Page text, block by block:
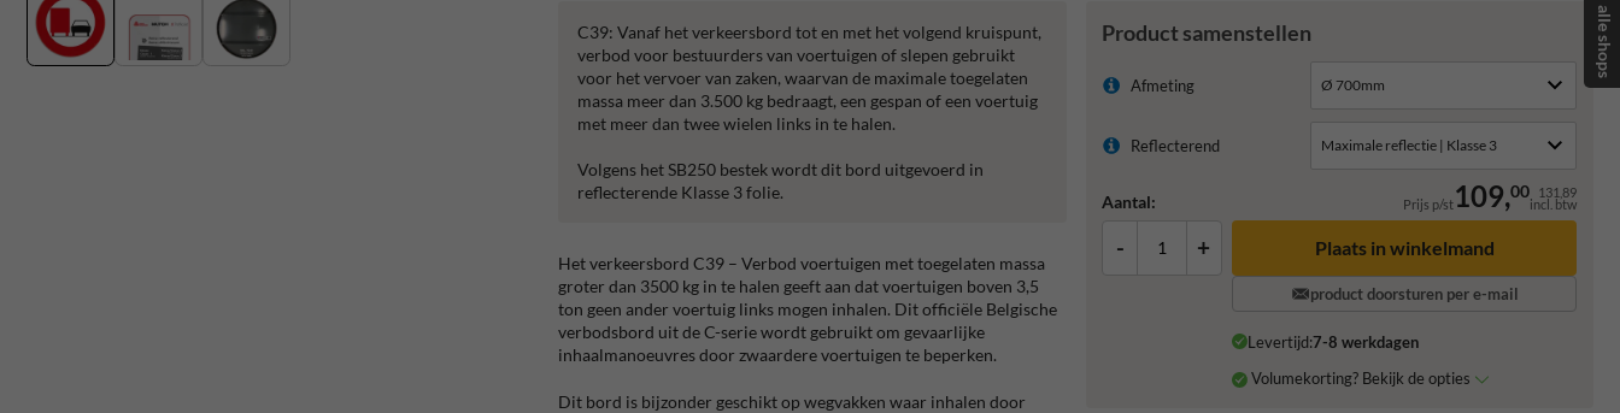
Product samenstellen
Afmeting
Reflecterend
Aantal: Prijs p/st109,00 131,89
incl. btw
- + Plaats in winkelmand
product doorsturen per e-mail
Levertijd:7-8 werkdagen
Volumekorting? Bekijk de opties
C39: Vanaf het verkeersbord tot en met het volgend kruispunt,
verbod voor bestuurders van voertuigen of slepen gebruikt
voor het vervoer van zaken, waarvan de maximale toegelaten
massa meer dan 3.500 kg bedraagt, een gespan of een voertuig
met meer dan twee wielen links in te halen.
Volgens het SB250 bestek wordt dit bord uitgevoerd in
reflecterende Klasse 3 folie.
Het verkeersbord C39 – Verbod voertuigen met toegelaten massa
groter dan 3500 kg in te halen geeft aan dat voertuigen boven 3,5
ton geen ander voertuig links mogen inhalen. Dit officiële Belgische
verbodsbord uit de C-serie wordt gebruikt om gevaarlijke
inhaalmanoeuvres door zwaardere voertuigen te beperken.
Dit bord is bijzonder geschikt op wegvakken waar inhalen door
alle shops